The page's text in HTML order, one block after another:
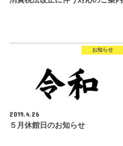
お知らせ
2019.4.26
５月休館日のお知らせ